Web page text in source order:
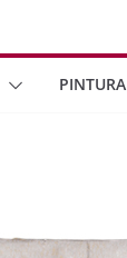
PINTURA